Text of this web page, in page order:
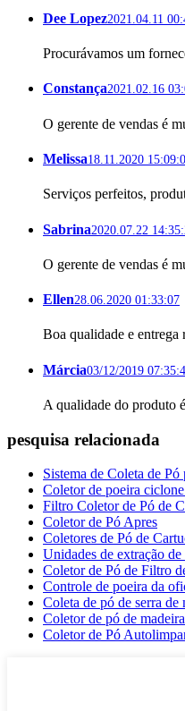
Dee Lopez2021.04.11
Procurávamos um
Constança2021.02.16
O gerente de vendas é
Melissa18.11.2020
Serviços perfeitos,
Sabrina2020.07.22
O gerente de vendas é
Ellen28.06.2020 01:33:07
Boa qualidade e entrega
Márcia03/12/2019
A qualidade do produto
pesquisa relacionada
Sistema de Coleta de Pó
Coletor de poeira
Filtro Coletor de Pó de
Coletor de Pó Apres
Coletores de Pó de
Unidades de extração
Coletor de Pó de Filtro
Controle de poeira da
Coleta de pó de serra de
Coletor de pó de madeira
Coletor de Pó